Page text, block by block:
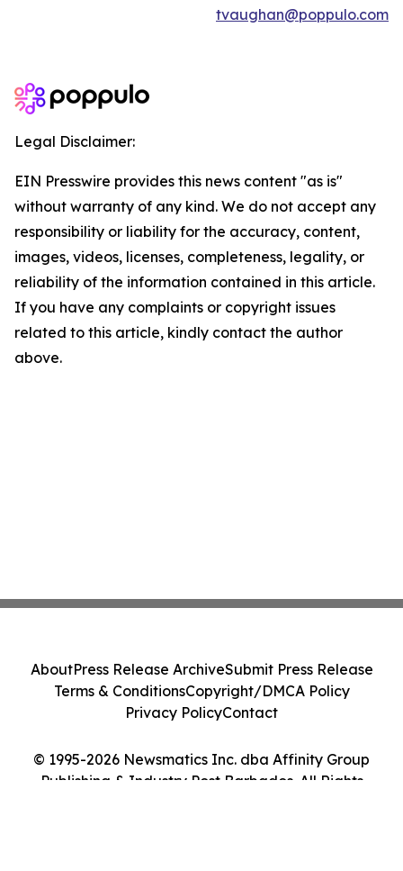
tvaughan@poppulo.com
Legal Disclaimer:
EIN Presswire provides this news content "as is"
without warranty of any kind. We do not accept any
responsibility or liability for the accuracy, content,
images, videos, licenses, completeness, legality, or
reliability of the information contained in this article.
If you have any complaints or copyright issues
related to this article, kindly contact the author
above.
© 1995-2026 Newsmatics Inc. dba Affinity Group
Publishing & Industry Post Barbados. All Rights
AboutPress Release ArchiveSubmit Press Release
Terms & ConditionsCopyright/DMCA Policy
Privacy PolicyContact